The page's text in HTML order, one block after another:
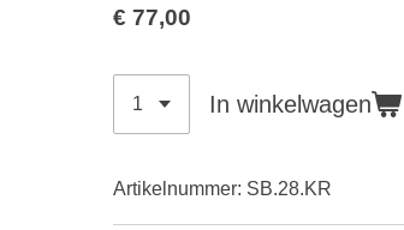
€ 77,00
In winkelwagen
Artikelnummer: SB.28.KR